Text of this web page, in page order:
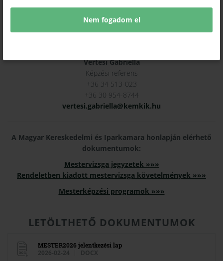
Nem fogadom el
Vértesi Gabriella
Képzési referens
+36 34 513-023
+36 30 954-8744
vertesi.gabriella@kemkik.hu
A Magyar Kereskedelmi és Iparkamara honlapján elérhető
dokumentumok:
Mestervizsga jegyzetek »»»
Rendeletben kiadott mestervizsga követelmények »»»
Mesterképzési programok »»»
LETÖLTHETŐ DOKUMENTUMOK
MESTER2026 jelentkezési lap
2026-02-24 DOCX